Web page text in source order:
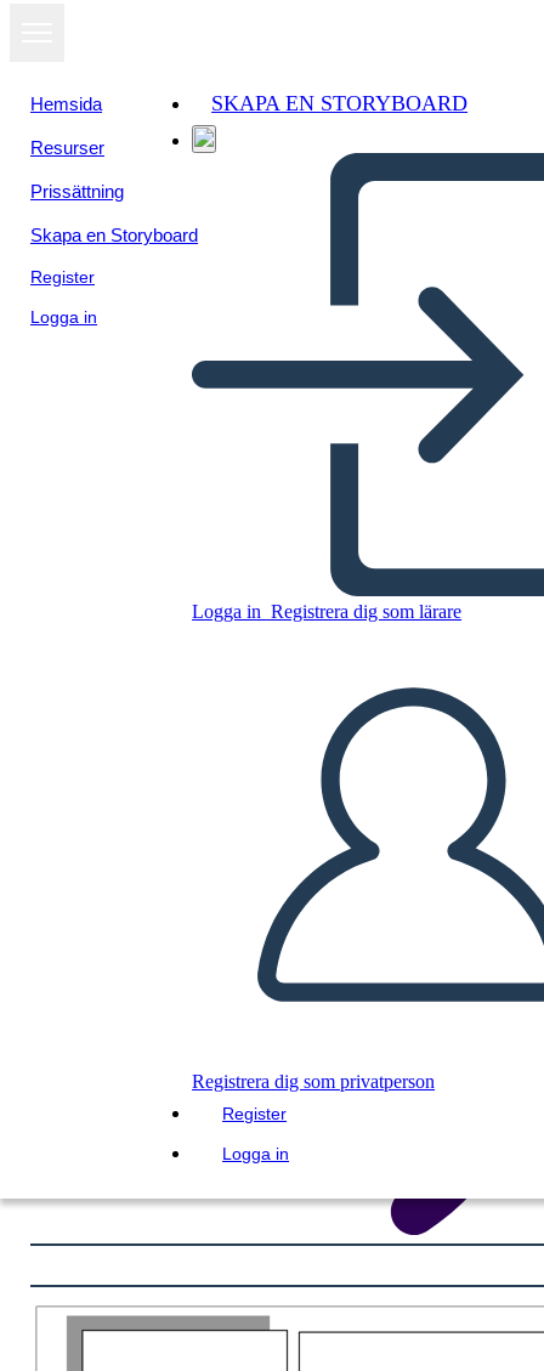
Hemsida
Resurser
Prissättning
Skapa en Storyboard
Register
Logga in
SKAPA EN STORYBOARD
Logga in Registrera dig som lärare
Registrera dig som privatperson
Register
Logga in
Kopiera denna storyboard
SPELA UPP BILDSPEL
LÄS FÖR MIG
Visa som
bildspel